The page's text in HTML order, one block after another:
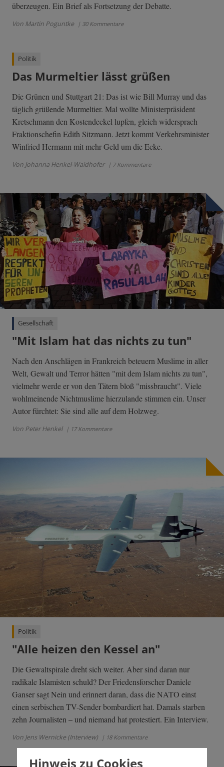
überzeugen. Ein Brief als Fortsetzung der Debatte.
Von Martin Poguntke | 30 Kommentare
Politik
Das Murmeltier lässt grüßen
Die Grünen und Stuttgart 21: Das ist wie Bill Murray und das
täglich grüßende Murmeltier. Mal wollte Ministerpräsident
Kretschmann den Kostendeckel lupfen, gleich widersprach
Fraktionschefin Edith Sitzmann. Jetzt kommt Verkehrsminister
Winfried Hermann mit mehr Geld um die Ecke.
Von Johanna Henkel-Waidhofer | 7 Kommentare
Gesellschaft
"Mit Islam hat das nichts zu tun"
Nach den Anschlägen in Frankreich beteuern Muslime in aller
Welt, Gewalt und Terror hätten "mit dem Islam nichts zu tun",
vielmehr werde er von den Tätern bloß "missbraucht". Viele
wohlmeinende Nichtmuslime hierzulande stimmen ein. Unser
Autor fürchtet: Sie sind alle auf dem Holzweg.
Von Peter Henkel | 17 Kommentare
Politik
"Alle heizen den Kessel an"
Die Gewaltspirale dreht sich weiter. Aber sind daran nur
radikale Islamisten schuld? Der Friedensforscher Daniele
Ganser sagt Nein und erinnert daran, dass die NATO einst
einen serbischen TV-Sender bombardiert hat. Damals starben
zehn Journalisten – und niemand hat protestiert. Ein Interview.
Von Jens Wernicke (Interview) | 18 Kommentare
Hinweis zu Cookies